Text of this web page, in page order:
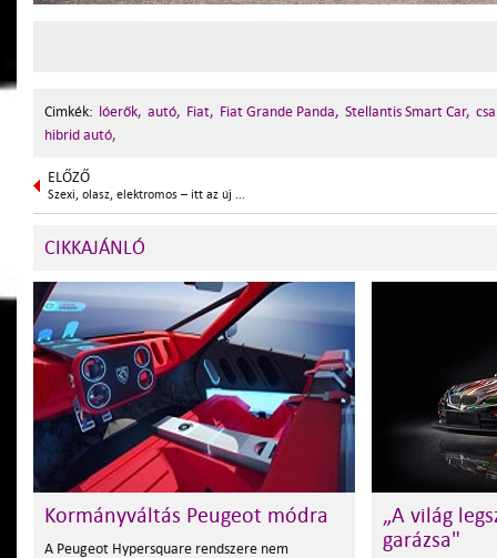
Cimkék: lóerők, autó, Fiat, Fiat Grande Panda, Stellantis Smart Car,
hibrid autó,
ELŐZŐ
Szexi, olasz, elektromos – itt az új ...
CIKKAJÁNLÓ
Kormányváltás Peugeot módra
A Peugeot Hypersquare rendszere nem
„A világ
garázsa"